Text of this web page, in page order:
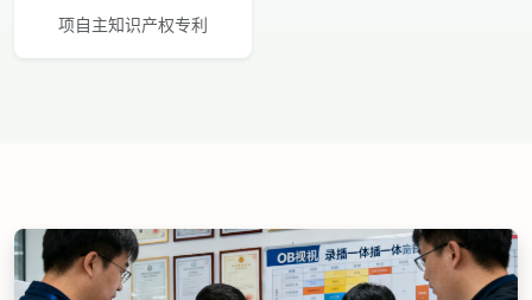
项自主知识产权专利